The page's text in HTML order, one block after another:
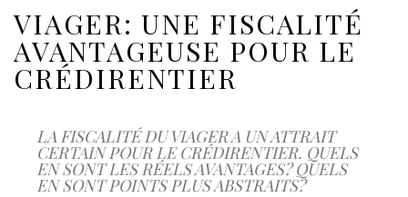
VIAGER: UNE FISCALITÉ
AVANTAGEUSE POUR LE
CRÉDIRENTIER
LA FISCALITÉ DU VIAGER A UN ATTRAIT
CERTAIN POUR LE CRÉDIRENTIER. QUELS
EN SONT LES RÉELS AVANTAGES? QUELS
EN SONT POINTS PLUS ABSTRAITS?